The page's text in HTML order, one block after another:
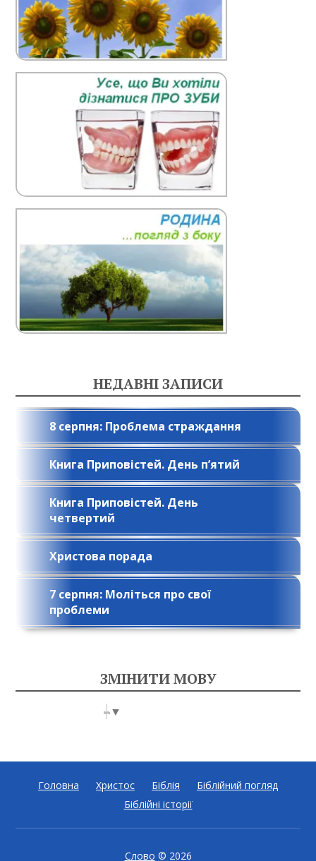
НЕДАВНІ ЗАПИСИ
8 серпня: Проблема страждання
Книга Приповістей. День п’ятий
Книга Приповістей. День
четвертий
Христова порада
7 серпня: Моліться про свої
проблеми
ЗМІНИТИ МОВУ
Select Language ▼
Головна Христос Біблія
Біблійний погляд
Біблійні історії
Слово © 2026